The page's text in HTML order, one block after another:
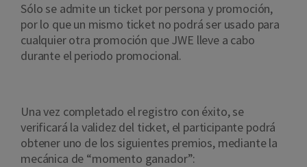
Sólo se admite un ticket por persona y promoción,
por lo que un mismo ticket no podrá ser usado para
cualquier otra promoción que JWE lleve a cabo
durante el periodo promocional.
Una vez completado el registro con éxito, se
verificará la validez del ticket, el participante podrá
obtener uno de los siguientes premios, mediante la
mecánica de “momento ganador”: